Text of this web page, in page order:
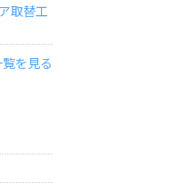
取替工
覧を見る